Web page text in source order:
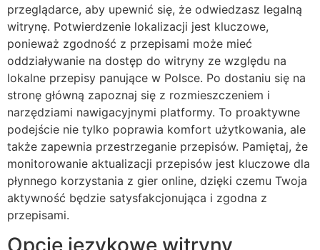
przeglądarce, aby upewnić się, że odwiedzasz legalną
witrynę. Potwierdzenie lokalizacji jest kluczowe,
ponieważ zgodność z przepisami może mieć
oddziaływanie na dostęp do witryny ze względu na
lokalne przepisy panujące w Polsce. Po dostaniu się na
stronę główną zapoznaj się z rozmieszczeniem i
narzędziami nawigacyjnymi platformy. To proaktywne
podejście nie tylko poprawia komfort użytkowania, ale
także zapewnia przestrzeganie przepisów. Pamiętaj, że
monitorowanie aktualizacji przepisów jest kluczowe dla
płynnego korzystania z gier online, dzięki czemu Twoja
aktywność będzie satysfakcjonująca i zgodna z
przepisami.
Opcje językowe witryny